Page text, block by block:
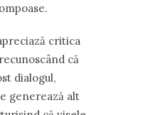
critica
că
dialogul,
generează alt